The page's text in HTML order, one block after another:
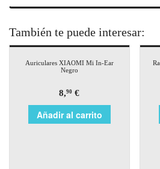
También te puede interesar:
Auriculares XIAOMI Mi In-Ear
Negro
8,90 €
Añadir al carrito